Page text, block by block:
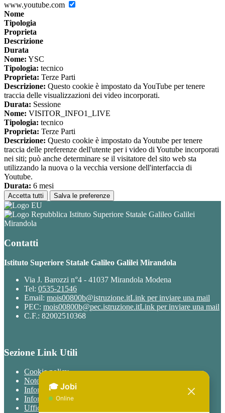
www.youtube.com
Nome
Tipologia
Proprieta
Descrizione
Durata
Nome: YSC
Tipologia: tecnico
Proprieta: Terze Parti
Descrizione: Questo cookie è impostato da YouTube per tenere
traccia delle visualizzazioni dei video incorporati.
Durata: Sessione
Nome: VISITOR_INFO1_LIVE
Tipologia: tecnico
Proprieta: Terze Parti
Descrizione: Questo cookie è impostato da Youtube per tenere
traccia delle preferenze dell'utente per i video di Youtube incorporati
nei siti; può anche determinare se il visitatore del sito web sta
utilizzando la nuova o la vecchia versione dell'interfaccia di
Youtube.
Durata: 6 mesi
Accetta tutti Salva le preferenze
Istituto Superiore Statale Galileo Galilei
Mirandola
Contatti
Istituto Superiore Statale Galileo Galilei Mirandola
Via J. Barozzi n°4 - 41037 Mirandola Modena
Tel: 0535-21546
Email: mois00800b@istruzione.itLink per inviare una mail
PEC: mois00800b@pec.istruzione.itLink per inviare una mail
C.F.: 82002510368
Sezione Link Utili
Cookie policy
Note legali
Informativa Privacy
Informativa Privacy chatbot Jobi
Ufficio Relazioni con il Pubblico